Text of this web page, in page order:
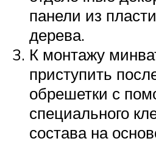
панели из
дерева.
К монтажу
приступить
обрешетки с
специального
состава на